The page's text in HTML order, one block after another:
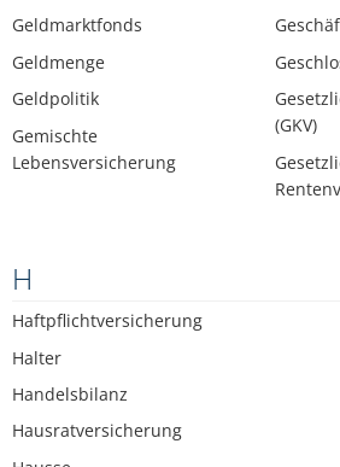
Geldmarktfonds
Geldmenge
Geldpolitik
Gemischte
Lebensversicherung
(GKV)
H
Haftpflichtversicherung
Halter
Handelsbilanz
Hausratversicherung